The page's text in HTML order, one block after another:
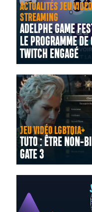
ACTUALITÉS JEU
STREAMING
ADELPHE GAME
LE PROGRAMME
TWITCH ENGAGÉ
JEU VIDÉO LGBTQIA+
TUTO : ÊTRE NON-
GATE 3